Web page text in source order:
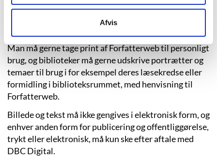
Afvis
Man må gerne tage print af Forfatterweb til personligt
brug, og biblioteker må gerne udskrive portrætter og
temaer til brug i for eksempel deres læsekredse eller
formidling i biblioteksrummet, med henvisning til
Forfatterweb.
Billede og tekst må ikke gengives i elektronisk form, og
enhver anden form for publicering og offentliggørelse,
trykt eller elektronisk, må kun ske efter aftale med
DBC Digital.